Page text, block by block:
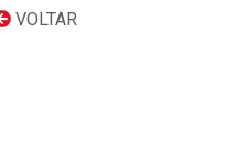
VOLTAR